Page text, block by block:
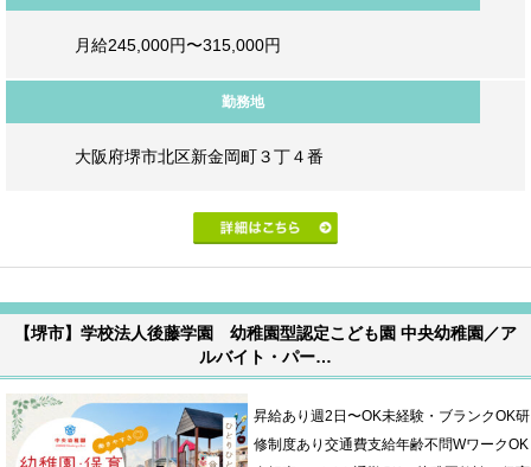
月給245,000円〜315,000円
勤務地
大阪府堺市北区新金岡町３丁４番
【堺市】学校法人後藤学園 幼稚園型認定こども園 中央幼稚園／ア
ルバイト・パー…
昇給あり週2日〜OK未経験・ブランクOK研
修制度あり交通費支給年齢不問WワークOK